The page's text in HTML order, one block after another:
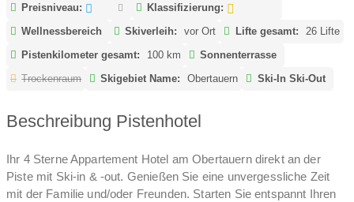
Preisniveau:
Klassifizierung:
Wellnessbereich
Skiverleih: vor Ort Lifte gesamt:
26 Lifte
Pistenkilometer gesamt:
100 km
Sonnenterrasse
Trockenraum
Skigebiet Name: Obertauern Ski-In Ski-Out
Beschreibung Pistenhotel
Ihr 4 Sterne Appartement Hotel am Obertauern direkt an der
Piste mit Ski-in & -out. Genießen Sie eine unvergessliche Zeit
mit der Familie und/oder Freunden. Starten Sie entspannt Ihren